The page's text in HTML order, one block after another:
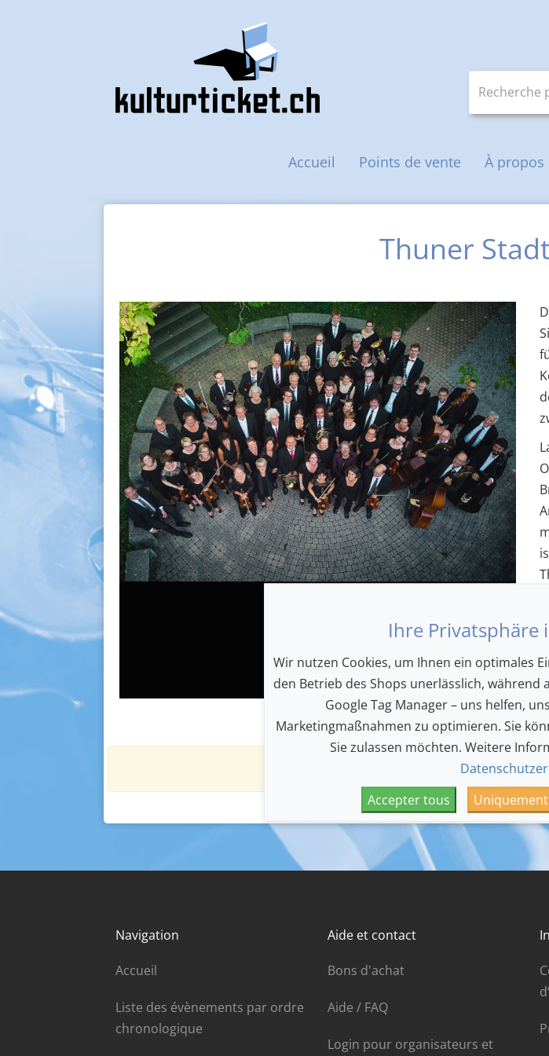
Navigation principale
Accueil Points de vente À propos
Thuner
Actuellement, cet organisateur
Navigation
Accueil
Liste des évènements par ordre
chronologique
Aide et contact
Bons d'achat
Aide / FAQ
Login pour organisateurs et
Ihre Privatsphäre
Wir nutzen Cookies, um Ihnen ein optimales
den Betrieb des Shops unerlässlich, während
Google Tag Manager – uns helfen,
Marketingmaßnahmen zu optimieren. Sie
Sie zulassen möchten. Weitere
Accepter tous